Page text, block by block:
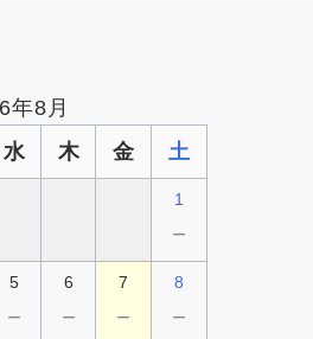
年8月
水 木 金 土
1
－
5
－
6
－
7
－
8
－